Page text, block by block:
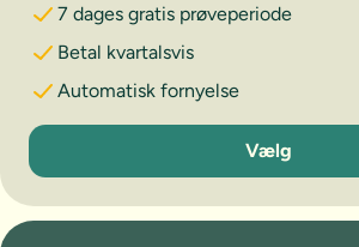
7 dages gratis prøveperiode
Betal kvartalsvis
Automatisk fornyelse
3 måneder
Vælg